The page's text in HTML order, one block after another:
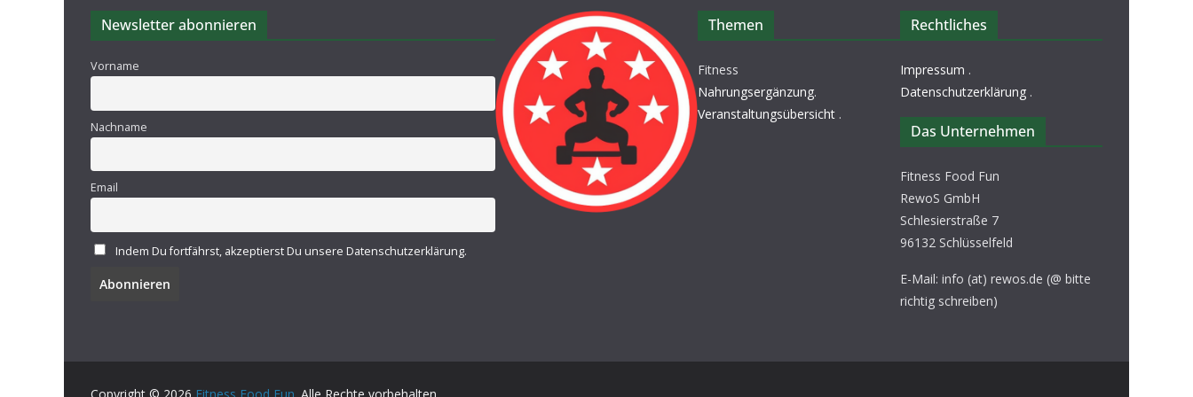
Newsletter abonnieren
Vorname
Nachname
Email
Indem Du fortfährst, akzeptierst Du unsere Datenschutzerklärung.
Themen
Fitness
Nahrungsergänzung.
Veranstaltungsübersicht .
Rechtliches
Impressum .
Datenschutzerklärung .
Das Unternehmen
Fitness Food Fun
RewoS GmbH
Schlesierstraße 7
96132 Schlüsselfeld
E-Mail: info (at) rewos.de (@ bitte
richtig schreiben)